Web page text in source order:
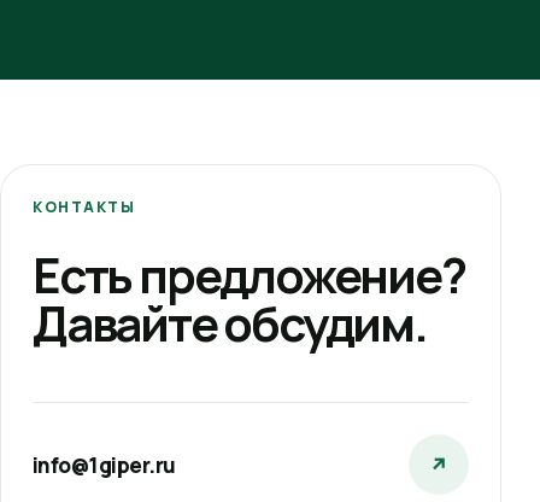
КОНТАКТЫ
Есть предложение?
Давайте обсудим.
info@1giper.ru ↗